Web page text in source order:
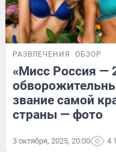
РАЗВЛЕЧЕНИЯ ОБЗОР
«Мисс Россия —
звание самой
страны — фото
3 октября, 2025, 20:00 4